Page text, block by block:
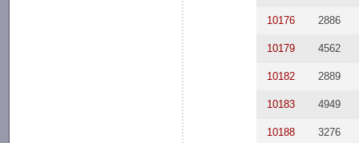
10176 2886
10179 4562
10182 2889
10183 4949
10188 3276